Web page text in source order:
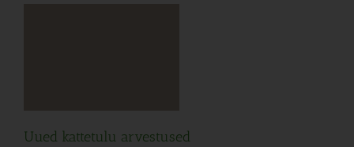
Uued kattetulu arvestused